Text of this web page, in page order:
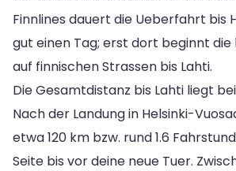
Finnlines dauert die Ueberfahrt bis
gut einen Tag; erst dort beginnt
auf finnischen Strassen bis Lahti.
Die Gesamtdistanz bis Lahti liegt
Nach der Landung in Helsinki-
etwa 120 km bzw. rund 1.6
Seite bis vor deine neue Tuer.